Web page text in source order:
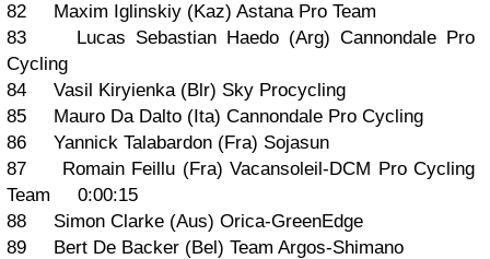
82 Maxim Iglinskiy (Kaz) Astana Pro Team
83 Lucas Sebastian Haedo (Arg) Cannondale Pro
Cycling
84 Vasil Kiryienka (Blr) Sky Procycling
85 Mauro Da Dalto (Ita) Cannondale Pro Cycling
86 Yannick Talabardon (Fra) Sojasun
87 Romain Feillu (Fra) Vacansoleil-DCM Pro Cycling
Team 0:00:15
88 Simon Clarke (Aus) Orica-GreenEdge
89 Bert De Backer (Bel) Team Argos-Shimano